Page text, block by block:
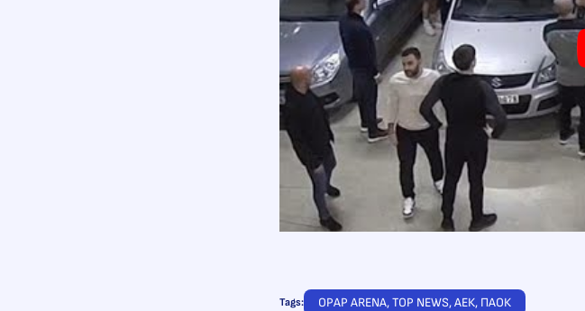
Tags: OPAP ARENA, TOP NEWS, ΑΕΚ, ΠΑΟΚ